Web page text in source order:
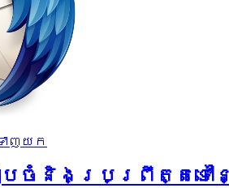
ាញយក
រៀបចំនិងប្រព្រឹត្តទៅ